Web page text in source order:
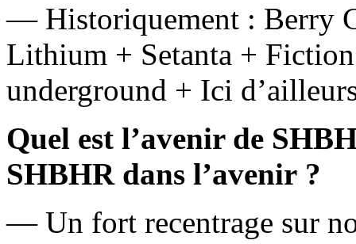
— Historiquement : Berry
Lithium + Setanta +
underground + Ici
Quel est l’avenir de
SHBHR dans l’avenir ?
— Un fort recentrage sur